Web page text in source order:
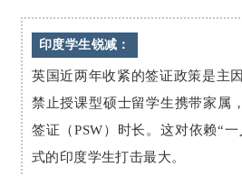
印度学生锐减：
英国近两年收紧的签证政策是主
禁止授课型硕士留学生携带家属
签证（PSW）时长。这对依赖“
式的印度学生打击最大。